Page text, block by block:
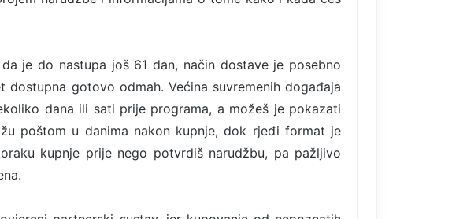
je do nastupa još 61 dan, način dostave je posebno
gotovo odmah. Većina suvremenih događaja
dana ili sati prije programa, a možeš je pokazati
poštom u danima nakon kupnje, dok rjeđi format je
kupnje prije nego potvrdiš narudžbu, pa pažljivo